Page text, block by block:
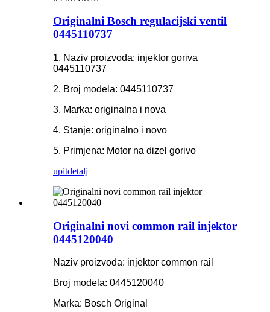
Originalni Bosch regulacijski ventil
0445110737
1. Naziv proizvoda: injektor goriva
0445110737
2. Broj modela: 0445110737
3. Marka: originalna i nova
4. Stanje: originalno i novo
5. Primjena: Motor na dizel gorivo
upitdetalj
Originalni novi common rail injektor
0445120040
Naziv proizvoda: injektor common rail
Broj modela: 0445120040
Marka: Bosch Original